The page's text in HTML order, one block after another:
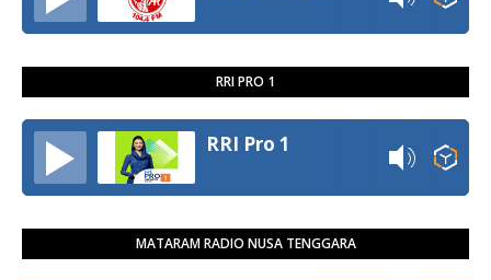
RRI PRO 1
RRI Pro 1
MATARAM RADIO NUSA TENGGARA